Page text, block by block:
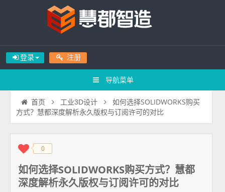
登录 注册
导航菜单
首页 工业3D设计
如何选择SOLIDWORKS购买
方式？慧都深度解析永久版权与订阅许可的对比
◆◆ 0
如何选择SOLIDWORKS购买方式？慧都
深度解析永久版权与订阅许可的对比